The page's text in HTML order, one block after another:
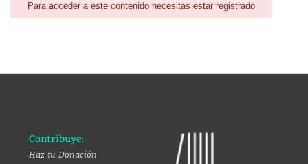
Para acceder a este contenido necesitas estar registrado
Contribuye:
Haz tu Donación